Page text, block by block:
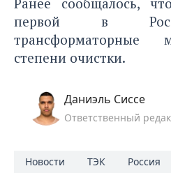
первой в
трансформаторные
степени очистки.
Даниэль Сиссе
Ответственный
Новости ТЭК Россия